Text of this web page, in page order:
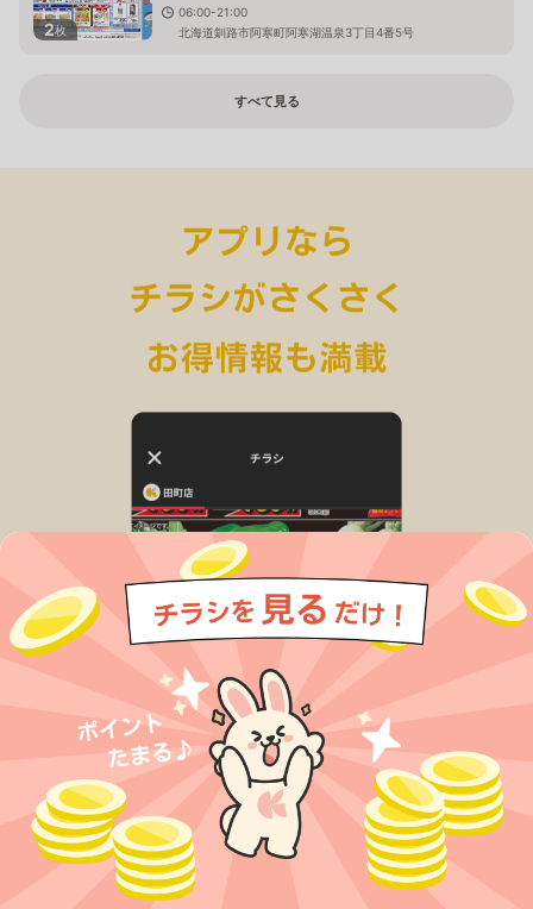
2枚
06:00-21:00
北海道釧路市阿寒町阿寒湖温泉3丁目4番5号
すべて見る